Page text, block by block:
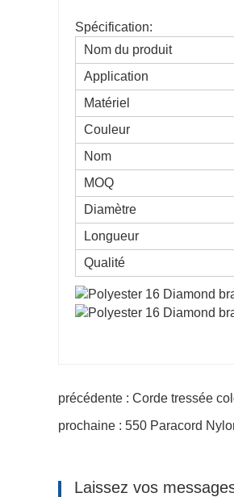
Spécification:
Nom du produit
Application
Matériel
Couleur
Nom
MOQ
Diamètre
Longueur
Qualité
précédente : Corde tressée
prochaine : 550 Paracord
Laissez vos